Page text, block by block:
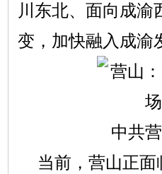
川东北、面向成渝
变，加快融入成渝
中共
当前，营山正面